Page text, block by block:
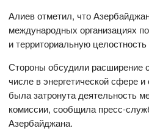
Алиев отметил, что
международных организациях
и территориальную целостность
Стороны обсудили расширение
числе в энергетической сфере
была затронута деятельность
комиссии, сообщила пресс-
Азербайджана.